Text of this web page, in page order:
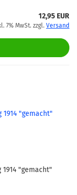
12,95 EUR
7% MwSt. zzgl. Versand
"gemacht"